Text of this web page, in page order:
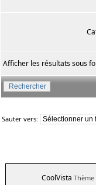
Afficher les résultats sous
Sauter vers:
CoolVista